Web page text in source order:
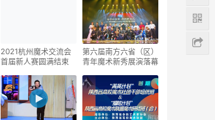
2021杭州魔术交流会
首届新人赛圆满结束
第六届南方六省（区）
青年魔术新秀展演落幕